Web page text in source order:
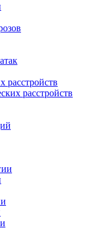
расстройств
расстройств